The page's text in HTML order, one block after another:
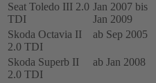
Seat Toledo III 2.0
TDI
Jan 2007 bis
Jan 2009
Skoda Octavia II
2.0 TDI
ab Sep 2005
Skoda Superb II
2.0 TDI
ab Jan 2008